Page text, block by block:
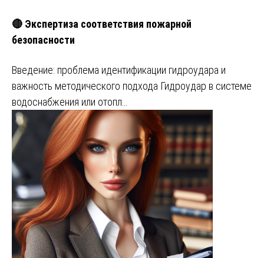
🔴 Экспертиза соответствия пожарной
безопасности
Введение: проблема идентификации гидроудара и
важность методического подхода Гидроудар в системе
водоснабжения или отопл…